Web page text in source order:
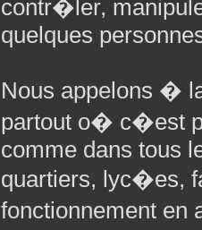
contr�ler,
quelques
Nous appelons �
partout o� c�est
comme dans tous
quartiers, lyc�es,
fonctionnement